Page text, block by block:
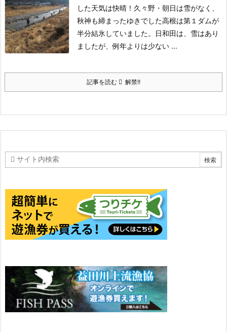
した天気は快晴！ 久々野・朝日は雪がなく、
秋神も締まったゆきでした高根は第１ダムが
半分結氷していました。
日和田は、雪はあり
ましたが、例年よりは少ない ...
記事を読む 解禁!!